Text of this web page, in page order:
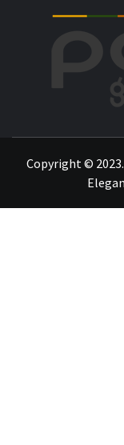
Copyright ©